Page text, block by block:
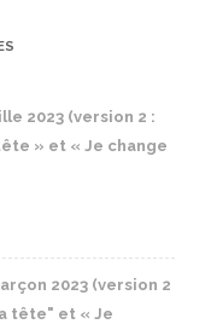
2023 (version 2 :
» et « Je change
2023 (version 2
tête" et « Je